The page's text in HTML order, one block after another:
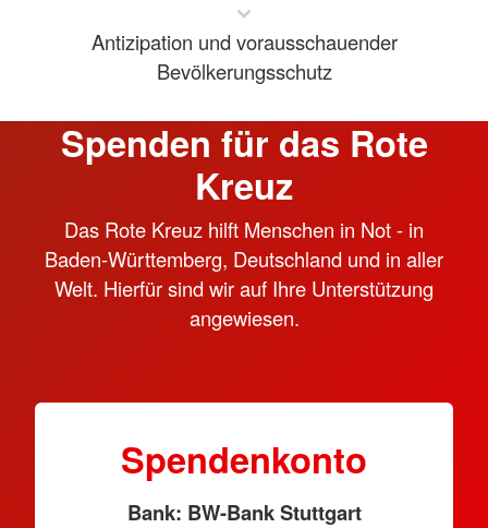
Antizipation und vorausschauender
Bevölkerungsschutz
Spenden für das Rote
Kreuz
Das Rote Kreuz hilft Menschen in Not - in
Baden-Württemberg, Deutschland und in aller
Welt. Hierfür sind wir auf Ihre Unterstützung
angewiesen.
Spendenkonto
Bank: BW-Bank Stuttgart